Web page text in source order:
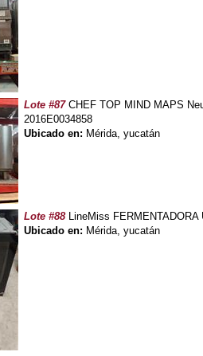
Lote #87CHEF TOP MIND MAPS
2016E0034858
Ubicado en: Mérida, yucatán
Lote #88LineMiss FERMENTADORA
Ubicado en: Mérida, yucatán